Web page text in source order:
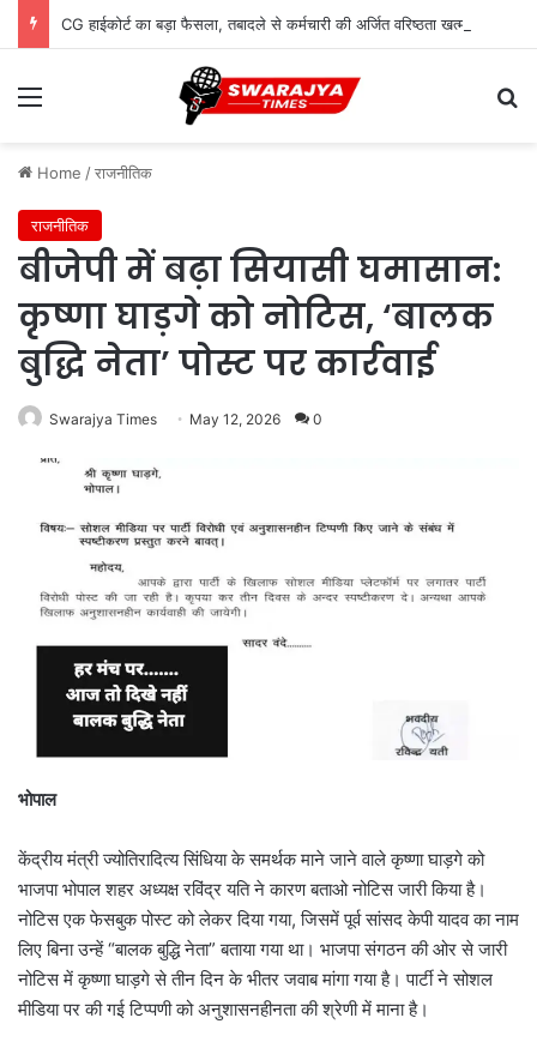
Menu
Home /राजनीतिक
राजनीतिक
बीजेपी में बढ़ा सियासी घमासान:
कृष्णा घाड़गे को नोटिस, ‘बालक
बुद्धि नेता’ पोस्ट पर कार्रवाई
Swarajya Times May 12, 2026 0
भोपाल
केंद्रीय मंत्री ज्योतिरादित्य सिंधिया के समर्थक माने जाने वाले कृष्णा घाड़गे को
भाजपा भोपाल शहर अध्यक्ष रविंद्र यति ने कारण बताओ नोटिस जारी किया है।
नोटिस एक फेसबुक पोस्ट को लेकर दिया गया, जिसमें पूर्व सांसद केपी यादव का नाम
लिए बिना उन्हें “बालक बुद्धि नेता” बताया गया था। भाजपा संगठन की ओर से जारी
नोटिस में कृष्णा घाड़गे से तीन दिन के भीतर जवाब मांगा गया है। पार्टी ने सोशल
मीडिया पर की गई टिप्पणी को अनुशासनहीनता की श्रेणी में माना है।